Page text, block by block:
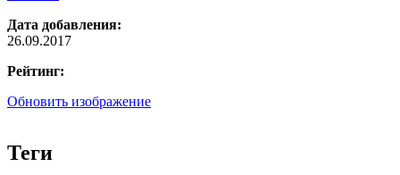
Дата добавления:
26.09.2017
Рейтинг:
Обновить изображение
Теги